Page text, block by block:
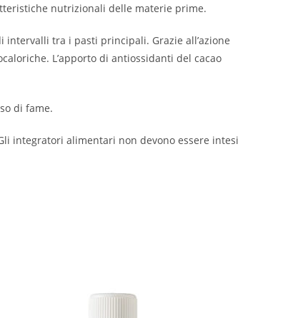
nutrizionali delle materie prime.
intervalli tra i pasti principali. Grazie all’azione
L’apporto di antiossidanti del cacao
di fame.
integratori alimentari non devono essere intesi